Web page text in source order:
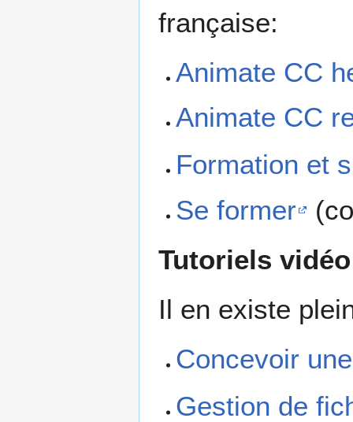
française:
Animate CC
Animate CC
Formation et
Se former
Tutoriels
Il en existe
Concevoir
Gestion de